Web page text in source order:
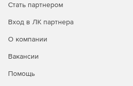
Стать партнером
Вход в ЛК партнера
О компании
Вакансии
Помощь